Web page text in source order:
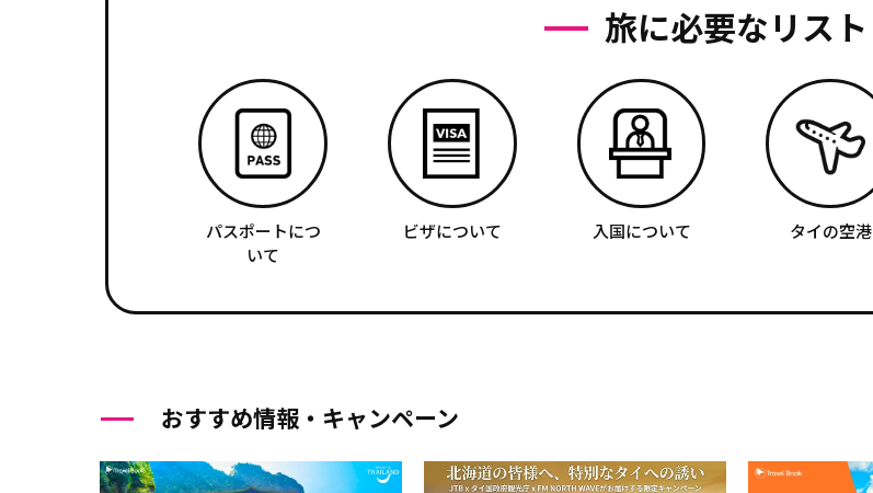
旅に必要なリスト
パスポートにつ
いて
ビザについて 入国について タイの空港
おすすめ情報・キャンペーン